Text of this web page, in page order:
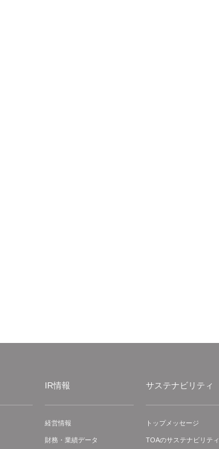
IR情報
経営情報
財務・業績データ
サステナビリティ
トップメッセージ
TOAのサステナビリティ